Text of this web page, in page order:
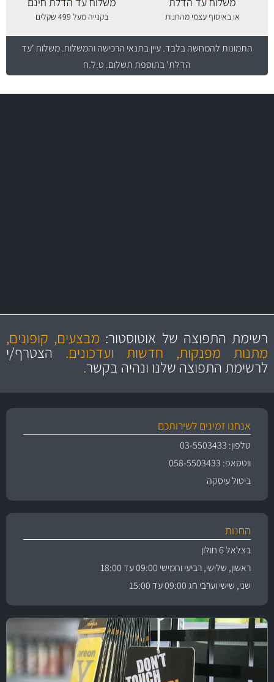
או באיסוף עצמי מהחנות בקנייה מעל 499 שקלים
התמונות להמחשה בלבד.עיין בתנאי הרכישה והמשלוח. משלוח 'עד
הדלת' בתוספת תשלום. ט.ל.ח
מקצועיות
ושירות מצויין
מחירים
הוגנים
והיצע מוצרים איכותירשימת התפוצה של אוטוסטור: מבצעים, קופונים,
מתנות מפנקות, חדשות ועדכונים.הצטרף/י
לרשימת התפוצה שלנו ונהיה בקשר.
אנחנו זמינים לשירותכם
טלפון: 03-5503433
ווטסאפ: 058-5503433
ביטול עיסקה
החנות
בצלאל 6 חולון
ראשון, שלישי, רביעי וחמישי 09:00 עד 18:00
שני, שישי וערבי חג 09:00 עד 15:00